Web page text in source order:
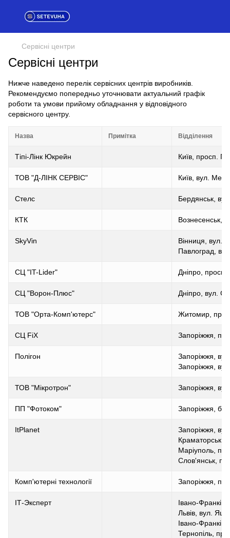
Сервісні центри
Сервісні центри
Нижче наведено перелік сервісних центрів виробників.
Рекомендуємо попередньо уточнювати актуальний графік
роботи та умови прийому обладнання у відповідного
сервісного центру.
Назва Примітка Відділення
Тіпі-Лінк Юкрейн Київ, просп.
ТОВ "Д-ЛІНК СЕРВІС" Київ, вул.
Стелс Бердянськ,
КТК Вознесенськ,
SkyVin
Вінниця, вул.
Павлоград,
СЦ "IT-Lider" Дніпро, просп.
СЦ "Ворон-Плюс" Дніпро, вул.
ТОВ "Орта-Комп'ютерс" Житомир,
СЦ FiX Запоріжжя,
Полігон
Запоріжжя,
Запоріжжя,
ТОВ "Мікротрон" Запоріжжя,
ПП "Фотоком" Запоріжжя,
ItPlanet
Запоріжжя,
Краматорськ,
Маріуполь,
Слов'янськ,
Комп'ютерні технології Запоріжжя,
ІТ-Эксперт
Івано-
Львів, вул.
Івано-
Тернопіль,